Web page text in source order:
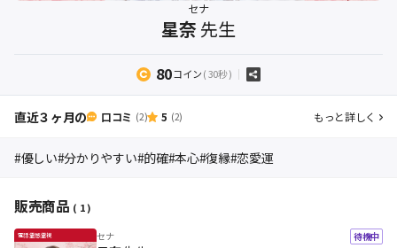
セナ
星奈 先生
80コイン( 30秒 )
直近３ヶ月の 口コミ (2) 5 (2) もっと詳しく
#優しい#分かりやすい#的確#本心#復縁#恋愛運
販売商品 ( 1 )
セナ 待機中